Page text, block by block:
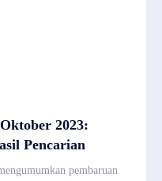
2023:
Pencarian
pembaruan